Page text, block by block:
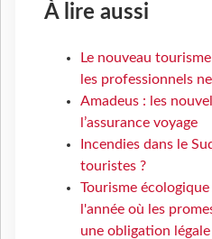
À lire aussi
Le nouveau
les professionnels
Amadeus : les
l’assurance voyage
Incendies dans le
touristes ?
Tourisme
l'année où les
une obligation légale